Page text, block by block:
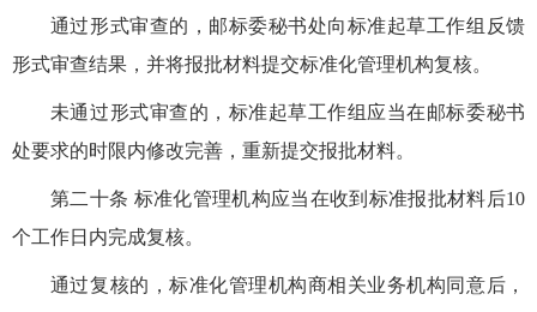
通过形式审查的，邮标委秘书处向标准起草工作组反馈
形式审查结果，并将报批材料提交标准化管理机构复核。
未通过形式审查的，标准起草工作组应当在邮标委秘书
处要求的时限内修改完善，重新提交报批材料。
第二十条 标准化管理机构应当在收到标准报批材料后10
个工作日内完成复核。
通过复核的，标准化管理机构商相关业务机构同意后，